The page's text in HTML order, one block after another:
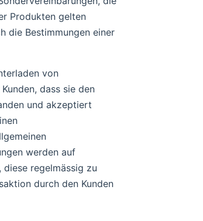
Produkten gelten
die Bestimmungen einer
von
dass sie den
und akzeptiert
werden auf
regelmässig zu
durch den Kunden